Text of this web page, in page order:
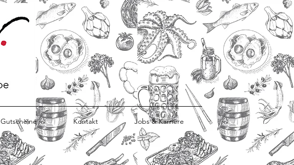
Gutscheine Kontakt Jobs & Karriere